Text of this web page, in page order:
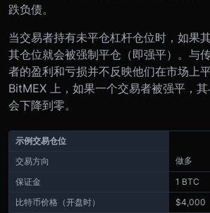
跌负债。
当交易者持有未平仓杠杆仓位时，如果
其仓位就会被强制平仓（即强平）。与
者的盈利和亏损并不反映他们在市场上
BitMEX 上，如果一个交易者被强平，
会下降到零。
示例交易仓位
交易方向
做多
保证金
1 BTC
比特币价格（开盘时）
$4,000